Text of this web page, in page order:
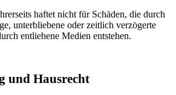
haftet nicht für Schäden, die durch
unterbliebene oder zeitlich verzögerte
entliehene Medien entstehen.
und Hausrecht